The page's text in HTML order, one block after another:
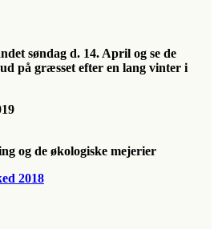
søndag d. 14. April og se de
på græsset efter en lang vinter i
og de økologiske mejerier